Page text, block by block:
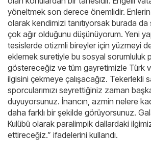
yöneltmek son derece önemlidir.
olarak kendimizi tanıtıyorsak burada da
çok ağır olduğunu düşünüyorum. Yeni
tesislerde otizmli bireyler için yüzmeyi
eklemek suretiyle bu sosyal sorumluluk
göstereceğiz ve tüm gayretimizle Türk
ilgisini çekmeye çalışacağız. Tekerlekli
sporcularımızı seyrettiğiniz zaman
duyuyorsunuz. İnancın, azmin nelere
daha farklı bir şekilde görüyorsunuz.
Kulübü olarak paralimpik dallardaki
ettireceğiz.” ifadelerini kullandı.